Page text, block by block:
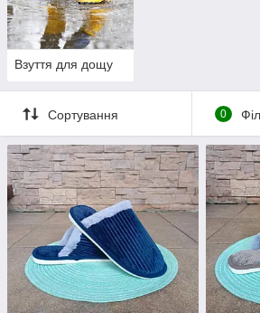
Взуття для дощу
Сортування 0